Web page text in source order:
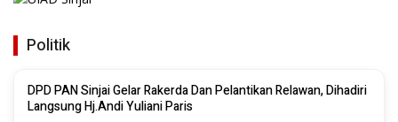
Politik
DPD PAN Sinjai Gelar Rakerda Dan Pelantikan Relawan, Dihadiri
Langsung Hj.Andi Yuliani Paris